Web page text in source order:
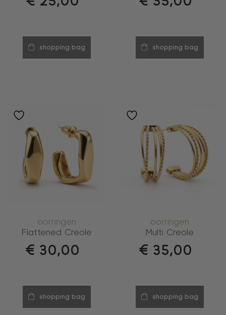
shopping bag shopping bag
oorringen
Flattened Creole
€ 30,00
shopping bag
oorringen
Multi Creole
€ 35,00
shopping bag